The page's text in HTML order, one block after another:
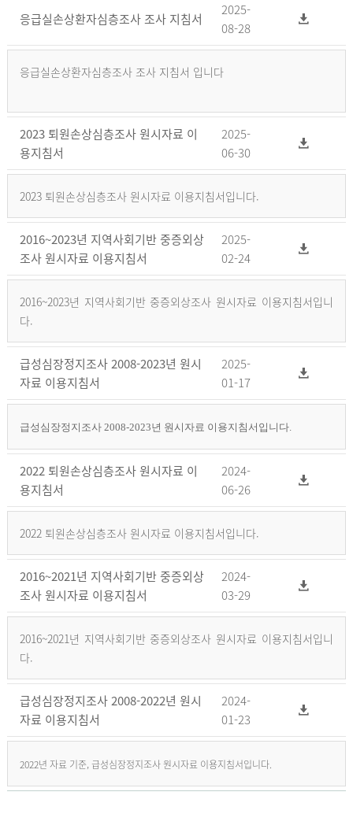
응급실손상환자심층조사 조사 지침서
2025-
08-28
응급실손상환자심층조사 조사 지침서 입니다
2023 퇴원손상심층조사 원시자료 이
용지침서
2025-
06-30
2023 퇴원손상심층조사 원시자료 이용지침서입니다.
2016~2023년 지역사회기반 중증외상
조사 원시자료 이용지침서
2025-
02-24
2016~2023년 지역사회기반 중증외상조사 원시자료 이용지침서입니
다.
급성심장정지조사 2008-2023년 원시
자료 이용지침서
2025-
01-17
급성심장정지조사 2008-2023년 원시자료 이용지침서입니다.
2022 퇴원손상심층조사 원시자료 이
용지침서
2024-
06-26
2022 퇴원손상심층조사 원시자료 이용지침서입니다.
2016~2021년 지역사회기반 중증외상
조사 원시자료 이용지침서
2024-
03-29
2016~2021년 지역사회기반 중증외상조사 원시자료 이용지침서입니
다.
급성심장정지조사 2008-2022년 원시
자료 이용지침서
2024-
01-23
2022년 자료 기준, 급성심장정지조사 원시자료 이용지침서입니다.